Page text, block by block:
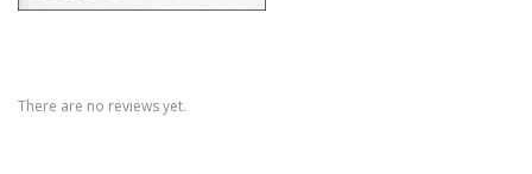
There are no reviews yet.